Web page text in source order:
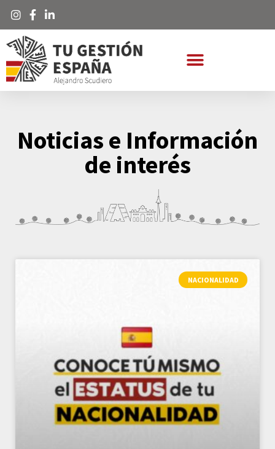
Noticias e Información
de interés
NACIONALIDAD